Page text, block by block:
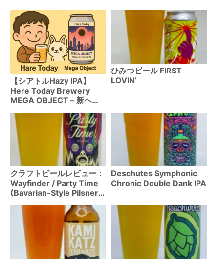
【シアトルHazy IPA】
Here Today Brewery
MEGA OBJECT – 新ヘッ
ジューシーさの絶妙バラン
ス
ひみつビール FIRST
LOVIN’
クラフトビールレビュー：
Wayfinder / Party Time
(Bavarian-Style Pilsner
Deschutes Symphonic
Chronic Double Dank IPA